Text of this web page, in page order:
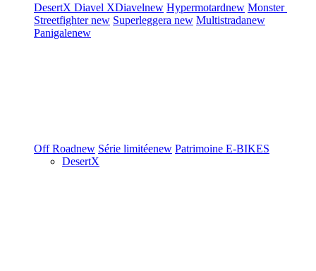
DesertX Diavel XDiavelnew Hypermotardnew Monster
Streetfighternew Superleggera new Multistradanew
Panigalenew
Off Roadnew Série limitéenew Patrimoine E-BIKES
DesertX